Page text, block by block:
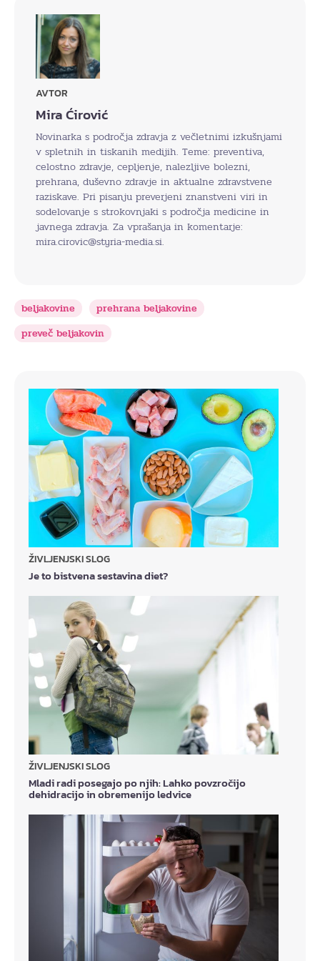
AVTOR
Mira Ćirović
Novinarka s področja zdravja z večletnimi izkušnjami
v spletnih in tiskanih medijih. Teme: preventiva,
celostno zdravje, cepljenje, nalezljive bolezni,
prehrana, duševno zdravje in aktualne zdravstvene
raziskave. Pri pisanju preverjeni znanstveni viri in
sodelovanje s strokovnjaki s področja medicine in
javnega zdravja. Za vprašanja in komentarje:
mira.cirovic@styria-media.si.
beljakovine
prehrana beljakovine
preveč beljakovin
ŽIVLJENJSKI SLOG
Je to bistvena sestavina diet?
ŽIVLJENJSKI SLOG
Mladi radi posegajo po njih: Lahko povzročijo
dehidracijo in obremenijo ledvice